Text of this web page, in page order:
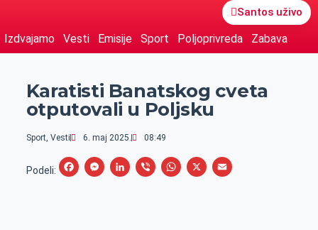
Santos uživo
Izdvajamo Vesti Emisije Sport Poljoprivreda Zabava
Karatisti Banatskog cveta
otputovali u Poljsku
Sport, Vesti 6. maj 2025. 08:49
Podeli:
F
M
L
V
W
X
E